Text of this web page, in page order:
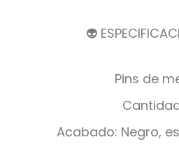
👽
Pins de
Acabado: Negro,